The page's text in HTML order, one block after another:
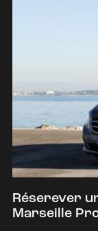
Réserever
Marseille